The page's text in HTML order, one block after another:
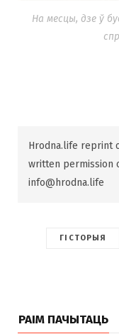
На месцы, дзе ў
Hrodna.life reprint
written permission
info@hrodna.life
ГІСТОРЫЯ
РАІМ ПАЧЫТАЦЬ